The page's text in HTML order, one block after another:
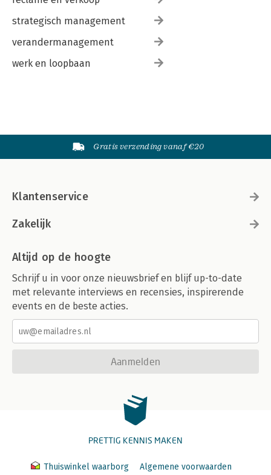
strategisch management
verandermanagement
werk en loopbaan
Gratis verzending vanaf €20
Klantenservice
Zakelijk
Altijd op de hoogte
Schrijf u in voor onze nieuwsbrief en blijf up-to-date
met relevante interviews en recensies, inspirerende
events en de beste acties.
Aanmelden
PRETTIG KENNIS MAKEN
Thuiswinkel waarborg Algemene voorwaarden